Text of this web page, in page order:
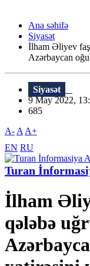
Ana səhifə
Siyasət
İlham Əliyev
Azərbaycan
Siyasət
9 May 2022,
685
A- A A+
EN RU
Turan
İlham
qələbə